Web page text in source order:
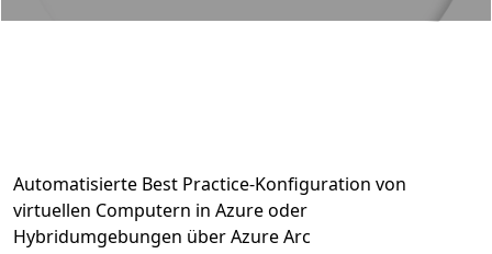
Automatisierte Best Practice-Konfiguration von
virtuellen Computern in Azure oder
Hybridumgebungen über Azure Arc